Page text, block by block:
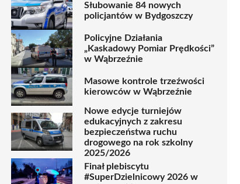
Słubowanie 84 nowych
policjantów w Bydgoszczy
Policyjne Działania
„Kaskadowy Pomiar Prędkości”
w Wąbrzeźnie
Masowe kontrole trzeźwości
kierowców w Wąbrzeźnie
Nowe edycje turniejów
edukacyjnych z zakresu
bezpieczeństwa ruchu
drogowego na rok szkolny
2025/2026
Finał plebiscytu
#SuperDzielnicowy 2026 w